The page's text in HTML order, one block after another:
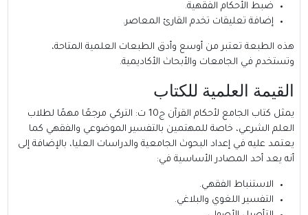
ضبط الأحكام الفقهية.
إضافة تعليقات تخدم القارئ المعاصر.
هذه الطبعة تعتبر من أوسع وأدق الطبعات العلمية المتاحة،
وتستخدم في الجامعات والأبحاث الأكاديمية.
القيمة العلمية للكتاب
يمثل كتاب الجامع لأحكام القرآن ج10 ت: التركي مرجعًا مهمًا لطلاب
العلم الشرعي، خاصة للمهتمين بالتفسير الموضوعي والفقهي كما
يعتمد عليه في إعداد البحوث الجامعية والدراسات العليا، بالإضافة إلى
أنه يعد أحد المصادر الأساسية في:
الاستنباط الفقهي.
التفسير اللغوي والبلاغي.